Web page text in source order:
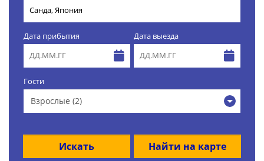
Дата прибытия Дата выезда
Гости
Взрослые (2)
Искать Найти на карте